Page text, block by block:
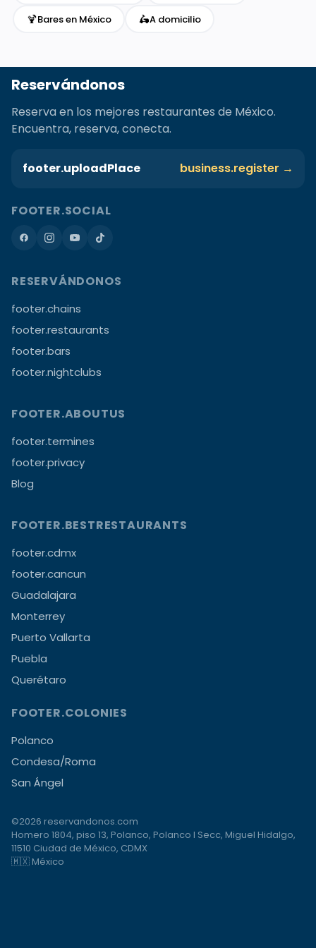
🍹Bares en México 🛵A domicilio
Reservándonos
Reserva en los mejores restaurantes de México.
Encuentra, reserva, conecta.
footer.uploadPlace business.register →
FOOTER.SOCIAL
RESERVÁNDONOS
footer.chains
footer.restaurants
footer.bars
footer.nightclubs
FOOTER.ABOUTUS
footer.termines
footer.privacy
Blog
FOOTER.BESTRESTAURANTS
footer.cdmx
footer.cancun
Guadalajara
Monterrey
Puerto Vallarta
Puebla
Querétaro
FOOTER.COLONIES
Polanco
Condesa/Roma
San Ángel
©2026 reservandonos.com
Homero 1804, piso 13, Polanco, Polanco I Secc, Miguel Hidalgo,
11510 Ciudad de México, CDMX
🇲🇽 México